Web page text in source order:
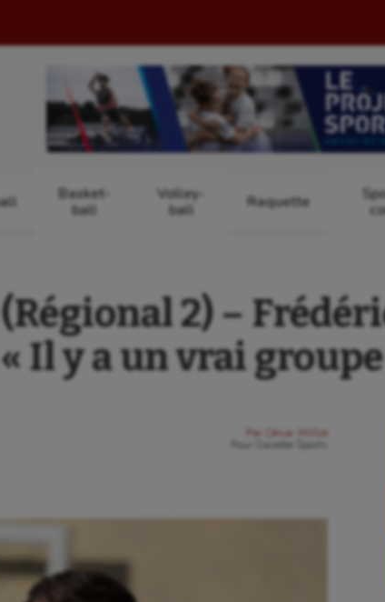
Basket-
ball
Volley-
ball
Raquette
(Régional 2) –
« Il y a un vrai
Par
César Willot
Gazette Sports